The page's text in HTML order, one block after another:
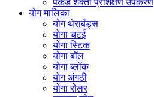
योग मालिका
योग थेराबँड्स
योगा चटई
योगा स्टिक
योगा बॉल
योगा ब्लॉक
योग अंगठी
योगा रोलर